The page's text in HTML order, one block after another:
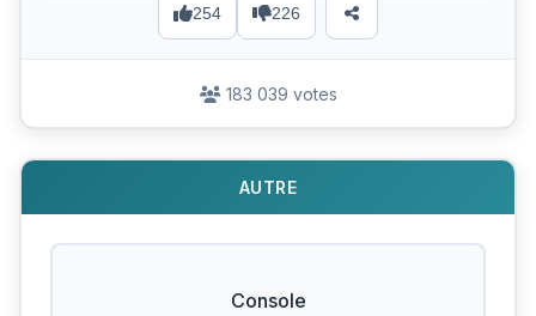
254 226
183 039 votes
AUTRE
Console